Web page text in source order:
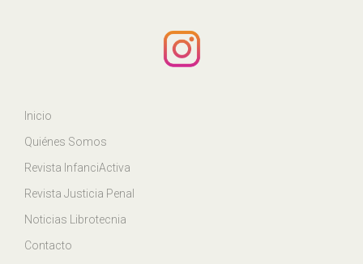
Inicio
Quiénes Somos
Revista InfanciActiva
Revista Justicia Penal
Noticias Librotecnia
Contacto